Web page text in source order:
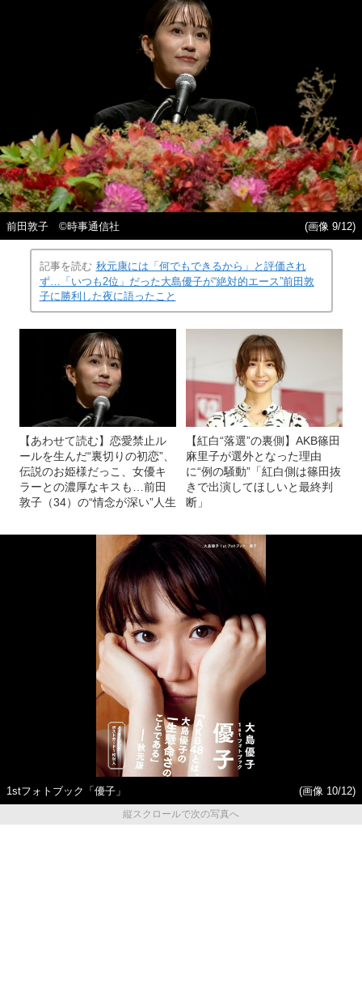
前田敦子 ©時事通信社 (画像 9/12)
記事を読む 秋元康には「何でもできるから」と評価され
ず…「いつも2位」だった大島優子が“絶対的エース”前田敦
子に勝利した夜に語ったこと
【あわせて読む】恋愛禁止ル
ールを生んだ“裏切りの初恋”、
伝説のお姫様だっこ、女優キ
ラーとの濃厚なキスも…前田
敦子（34）の“情念が深い”人生
【紅白“落選”の裏側】AKB篠田
麻里子が選外となった理由
に“例の騒動”「紅白側は篠田抜
きで出演してほしいと最終判
断」
1stフォトブック「優子」
(画像 10/12)
縦スクロールで次の写真へ